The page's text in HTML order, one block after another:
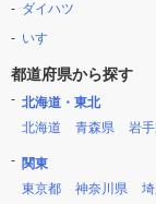
ダイハツ
いすゞ
都道府県から探す
北海道・東北
北海道
青森県 岩
関東
東京都
神奈川県